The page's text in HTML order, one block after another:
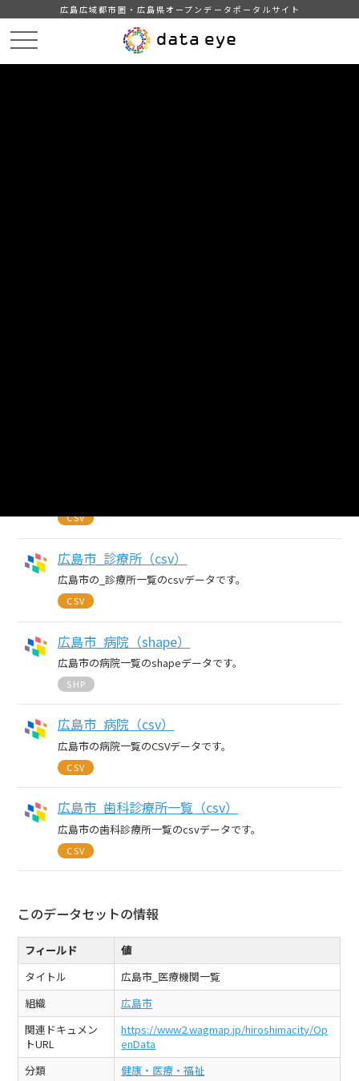
広島広域都市圏・広島県オープンデータポータルサイト
CSV
広島市_診療所（csv）
広島市の_診療所一覧のcsvデータです。
CSV
広島市_病院（shape）
広島市の病院一覧のshapeデータです。
SHP
広島市_病院（csv）
広島市の病院一覧のCSVデータです。
CSV
広島市_歯科診療所一覧（csv）
広島市の歯科診療所一覧のcsvデータです。
CSV
このデータセットの情報
フィールド
値
タイトル
広島市_医療機関一覧
組織
広島市
関連ドキュメン
トURL
https://www2.wagmap.jp/hiroshimacity/Op
enData
分類
健康・医療・福祉